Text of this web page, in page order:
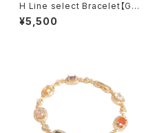
H Line select Bracelet【Gol
d Heart】
¥5,500